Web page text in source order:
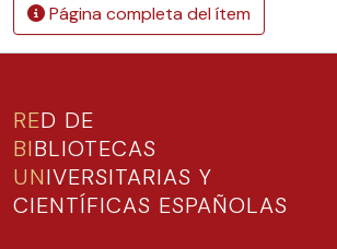
Página completa del ítem
RED DE
BIBLIOTECAS
UNIVERSITARIAS Y
CIENTÍFICAS ESPAÑOLAS